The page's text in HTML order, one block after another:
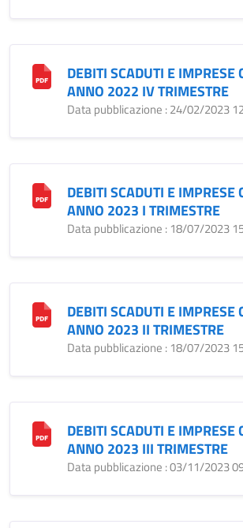
DEBITI SCADUTI E IMPRESE
ANNO 2022 IV TRIMESTRE
Data pubblicazione : 24/02/2023
DEBITI SCADUTI E IMPRESE
ANNO 2023 I TRIMESTRE
Data pubblicazione : 18/07/2023
DEBITI SCADUTI E IMPRESE
ANNO 2023 II TRIMESTRE
Data pubblicazione : 18/07/2023
DEBITI SCADUTI E IMPRESE
ANNO 2023 III TRIMESTRE
Data pubblicazione : 03/11/2023